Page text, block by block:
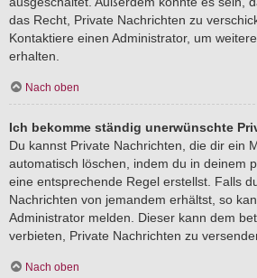
das Recht, Private Nachrichten zu
Kontaktiere einen Administrator, um
erhalten.
Nach oben
Ich bekomme ständig unerwünschte
Du kannst Private Nachrichten, die dir ein
automatisch löschen, indem du in deinem
eine entsprechende Regel erstellst. Falls
Nachrichten von jemandem erhältst, so
Administrator melden. Dieser kann dem
verbieten, Private Nachrichten zu
Nach oben